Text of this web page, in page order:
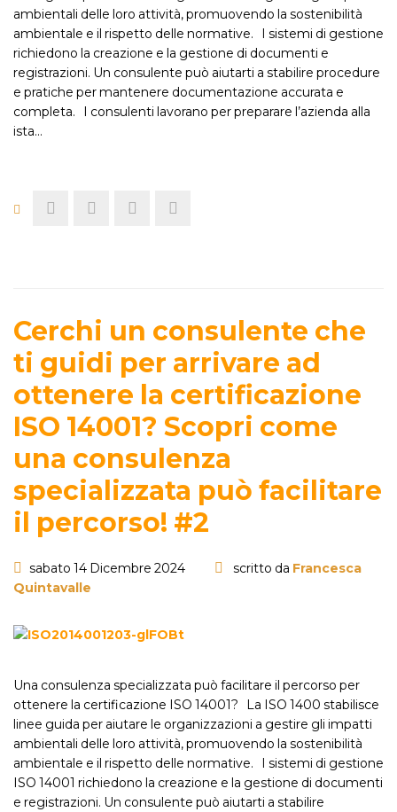
ambientali delle loro attività, promuovendo la sostenibilità
ambientale e il rispetto delle normative. I sistemi di gestione
richiedono la creazione e la gestione di documenti e
registrazioni. Un consulente può aiutarti a stabilire procedure
e pratiche per mantenere documentazione accurata e
completa. I consulenti lavorano per preparare l’azienda alla
ista…
Cerchi un consulente che
ti guidi per arrivare ad
ottenere la certificazione
ISO 14001? Scopri come
una consulenza
specializzata può facilitare
il percorso! #2
sabato 14 Dicembre 2024 scritto da Francesca
Quintavalle
Una consulenza specializzata può facilitare il percorso per
ottenere la certificazione ISO 14001? La ISO 1400 stabilisce
linee guida per aiutare le organizzazioni a gestire gli impatti
ambientali delle loro attività, promuovendo la sostenibilità
ambientale e il rispetto delle normative. I sistemi di gestione
ISO 14001 richiedono la creazione e la gestione di documenti
e registrazioni. Un consulente può aiutarti a stabilire